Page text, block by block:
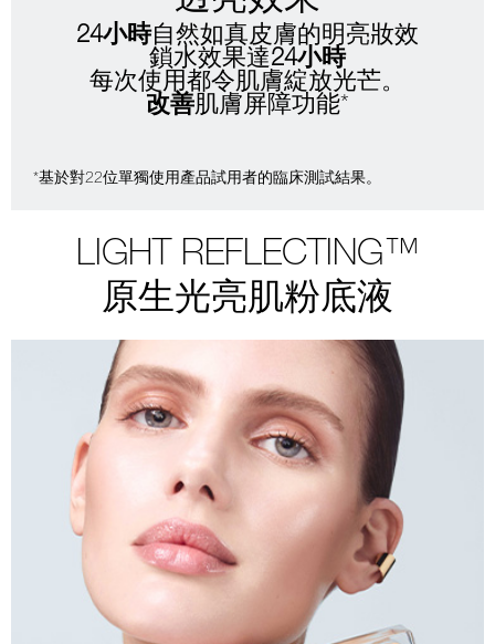
24小時自然如真皮膚的明亮妝效
鎖水效果達24小時
每次使用都令肌膚綻放光芒。
改善肌膚屏障功能*
*基於對22位單獨使用產品試用者的臨床測試結果。
LIGHT REFLECTING™
原生光亮肌粉底液